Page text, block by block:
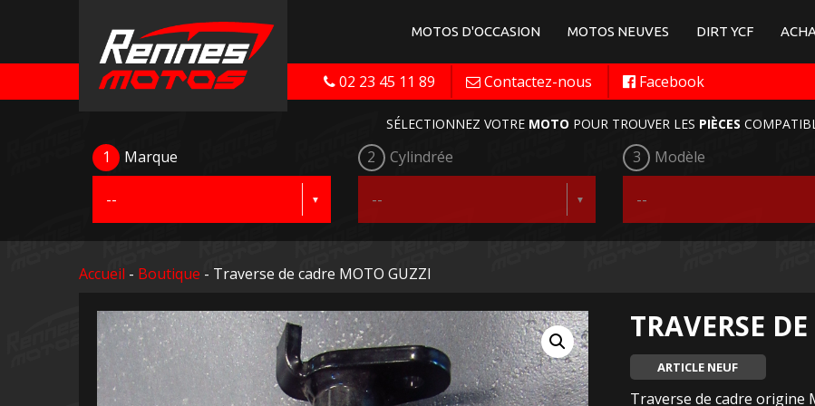
MOTOS D'OCCASION MOTOS NEUVES DIRT YCF
02 23 45 11 89 Contactez-nous Facebook
SÉLECTIONNEZ VOTRE MOTO POUR TROUVER LES PIÈCES
1 Marque 2 Cylindrée 3 Modèle
Accueil - Boutique - Traverse de cadre MOTO GUZZI
TRAVERSE
ARTICLE NEUF
Traverse de cadre origine